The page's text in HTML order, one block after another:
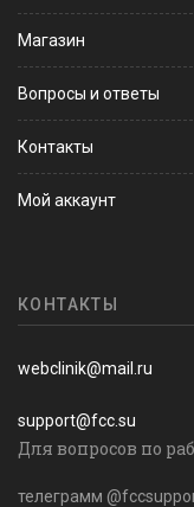
Магазин
Вопросы и ответы
Контакты
Мой аккаунт
КОНТАКТЫ
webclinik@mail.ru
support@fcc.su
Для вопросов по
телеграмм